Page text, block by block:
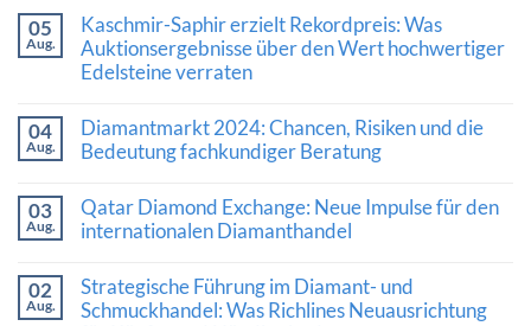
05
Aug.
Kaschmir-Saphir erzielt Rekordpreis: Was
Auktionsergebnisse über den Wert hochwertiger
Edelsteine verraten
zu
Kaschmir-
Saphir
Rekordpreis:
Was
Auktionsergebnisse
Wert
hochwertiger
Edelsteine
04
Aug.
Diamantmarkt 2024: Chancen, Risiken und die
Bedeutung fachkundiger Beratung
zu
Diamantmarkt
2024:
Risiken
und
die
03
Aug.
Qatar Diamond Exchange: Neue Impulse für den
internationalen Diamanthandel
zu
Qatar
Diamond
02
Aug.
Strategische Führung im Diamant- und
Schmuckhandel: Was Richlines Neuausrichtung